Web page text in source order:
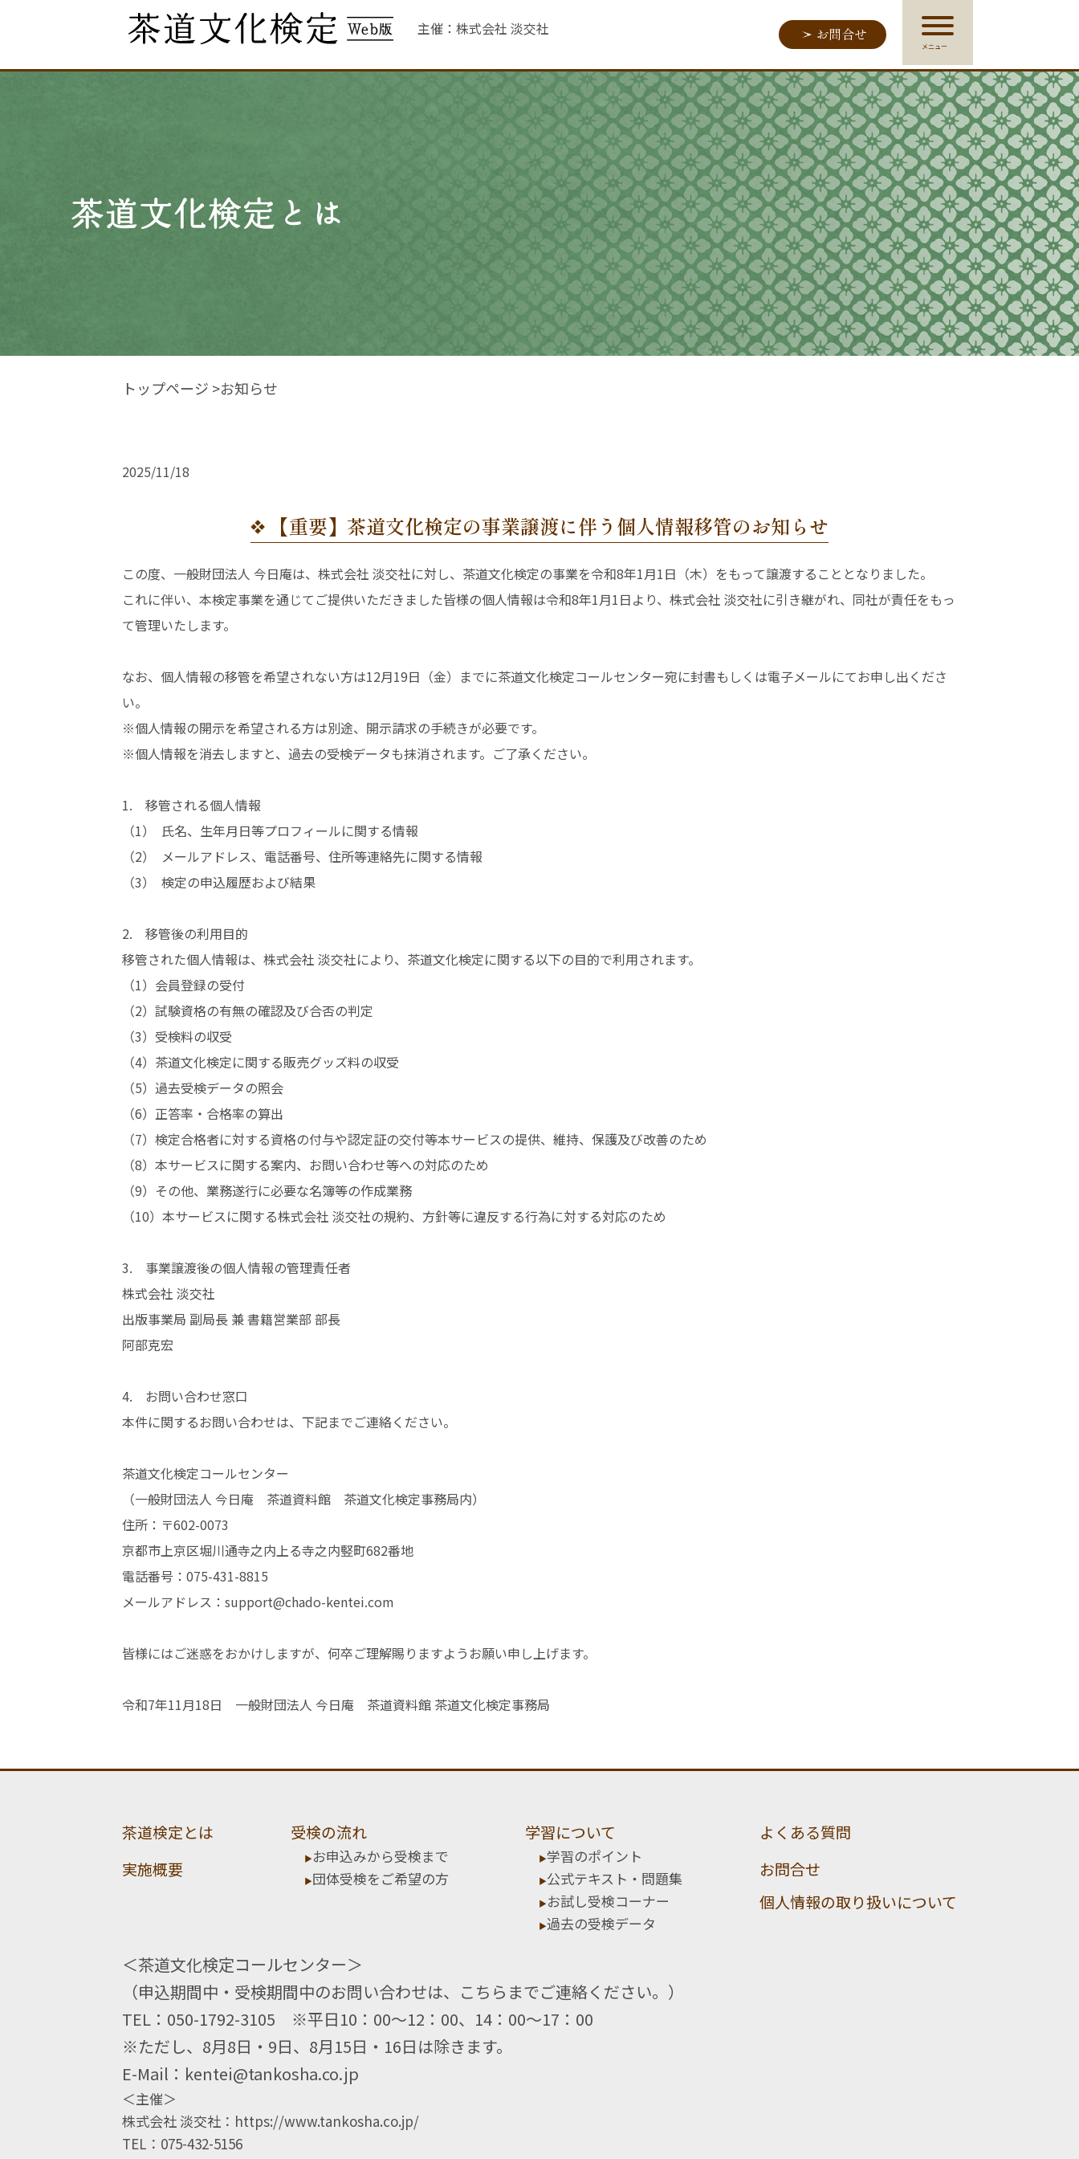
主催：株式会社 淡交社 お問合せ
メニュー
トップページ お知らせ
2025/11/18
【重要】茶道文化検定の事業譲渡に伴う個人情報移管のお知らせ
この度、一般財団法人 今日庵は、株式会社 淡交社に対し、茶道文化検定の事業を令和8年1月1日（木）をもって譲渡することとなりました。
これに伴い、本検定事業を通じてご提供いただきました皆様の個人情報は令和8年1月1日より、株式会社 淡交社に引き継がれ、同社が責任をもっ
て管理いたします。
なお、個人情報の移管を希望されない方は12月19日（金）までに茶道文化検定コールセンター宛に封書もしくは電子メールにてお申し出くださ
い。
※個人情報の開示を希望される方は別途、開示請求の手続きが必要です。
※個人情報を消去しますと、過去の受検データも抹消されます。ご了承ください。
1. 移管される個人情報
（1） 氏名、生年月日等プロフィールに関する情報
（2） メールアドレス、電話番号、住所等連絡先に関する情報
（3） 検定の申込履歴および結果
2. 移管後の利用目的
移管された個人情報は、株式会社 淡交社により、茶道文化検定に関する以下の目的で利用されます。
（1）会員登録の受付
（2）試験資格の有無の確認及び合否の判定
（3）受検料の収受
（4）茶道文化検定に関する販売グッズ料の収受
（5）過去受検データの照会
（6）正答率・合格率の算出
（7）検定合格者に対する資格の付与や認定証の交付等本サービスの提供、維持、保護及び改善のため
（8）本サービスに関する案内、お問い合わせ等への対応のため
（9）その他、業務遂行に必要な名簿等の作成業務
（10）本サービスに関する株式会社 淡交社の規約、方針等に違反する行為に対する対応のため
3. 事業譲渡後の個人情報の管理責任者
株式会社 淡交社
出版事業局 副局長 兼 書籍営業部 部長
阿部克宏
4. お問い合わせ窓口
本件に関するお問い合わせは、下記までご連絡ください。
茶道文化検定コールセンター
（一般財団法人 今日庵 茶道資料館 茶道文化検定事務局内）
住所：〒602-0073
京都市上京区堀川通寺之内上る寺之内竪町682番地
電話番号：075-431-8815
メールアドレス：support@chado-kentei.com
皆様にはご迷惑をおかけしますが、何卒ご理解賜りますようお願い申し上げます。
令和7年11月18日 一般財団法人 今日庵 茶道資料館 茶道文化検定事務局
茶道検定とは
実施概要
受検の流れ
お申込みから受検まで
団体受検をご希望の方
学習について
学習のポイント
公式テキスト・問題集
お試し受検コーナー
過去の受検データ
よくある質問
お問合せ
個人情報の取り扱いについて
＜茶道文化検定コールセンター＞
（申込期間中・受検期間中のお問い合わせは、こちらまでご連絡ください。）
TEL：050-1792-3105 ※平日10：00～12：00、14：00～17：00
※ただし、8月8日・9日、8月15日・16日は除きます。
E-Mail： kentei@tankosha.co.jp
＜主催＞
株式会社 淡交社： https://www.tankosha.co.jp/
TEL：075-432-5156